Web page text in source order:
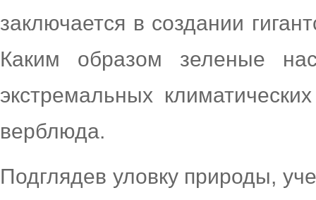
заключается в создании
Каким образом зеленые
экстремальных
верблюда.
Подглядев уловку природы,